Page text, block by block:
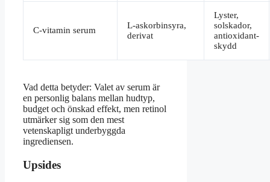
C-vitamin serum
L-askorbinsyra,
derivat
Lyster,
solskador,
antioxidant-
skydd
Vad detta betyder: Valet av serum är
en personlig balans mellan hudtyp,
budget och önskad effekt, men retinol
utmärker sig som den mest
vetenskapligt underbyggda
ingrediensen.
Upsides